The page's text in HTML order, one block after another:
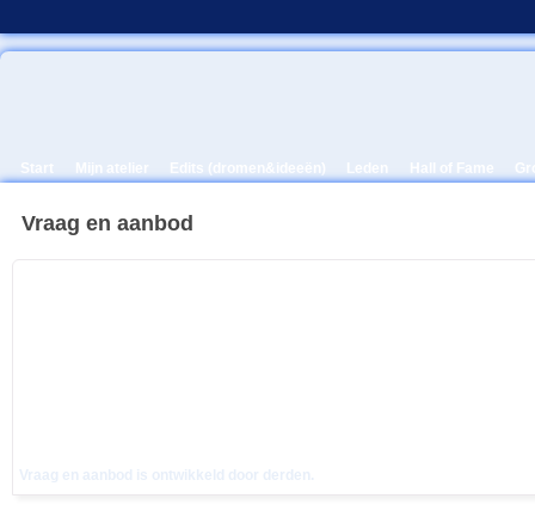
Start Mijn atelier Edits (dromen&ideeën) Leden Hall of Fame
Vraag en aanbod